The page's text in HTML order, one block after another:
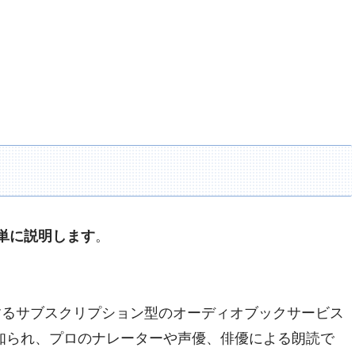
に説明します。
サブスクリプション型のオーディオブックサービス
れ、プロのナレーターや声優、俳優による朗読で